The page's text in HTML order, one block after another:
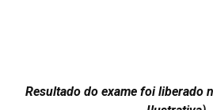
Resultado do exame foi liberado